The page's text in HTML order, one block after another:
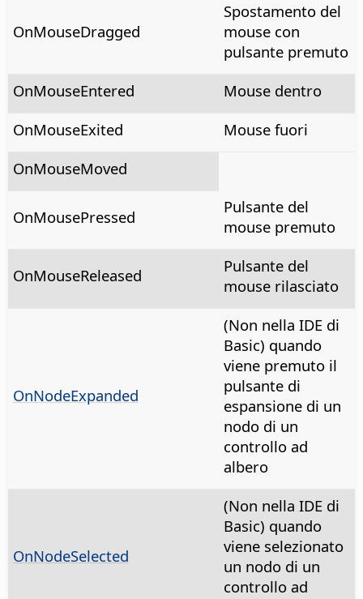
OnMouseDragged
Spostamento del
mouse con
pulsante premuto
OnMouseEntered
Mouse dentro
OnMouseExited
Mouse fuori
OnMouseMoved
OnMousePressed
Pulsante del
mouse premuto
OnMouseReleased
Pulsante del
mouse rilasciato
OnNodeExpanded
(Non nella IDE di
Basic) quando
viene premuto il
pulsante di
espansione di un
nodo di un
controllo ad
albero
OnNodeSelected
(Non nella IDE di
Basic) quando
viene selezionato
un nodo di un
controllo ad